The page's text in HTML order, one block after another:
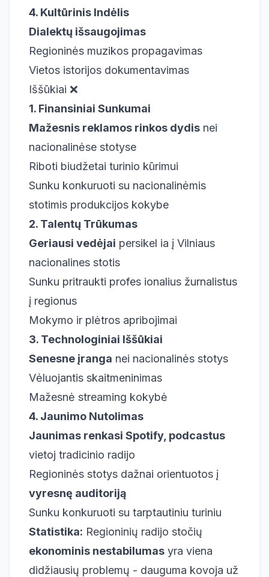
4. Kultūrinis Indėlis
Dialektų išsaugojimas
Regioninės muzikos propagavimas
Vietos istorijos dokumentavimas
Iššūkiai ❌
1. Finansiniai Sunkumai
Mažesnis reklamos rinkos dydis nei
nacionalinėse stotyse
Riboti biudžetai turinio kūrimui
Sunku konkuruoti su nacionalinėmis
stotimis produkcijos kokybe
2. Talentų Trūkumas
Geriausi vedėjai persikel ia į Vilniaus
nacionalines stotis
Sunku pritraukti profes ionalius žurnalistus
į regionus
Mokymo ir plėtros apribojimai
3. Technologiniai Iššūkiai
Senesne įranga nei nacionalinės stotys
Vėluojantis skaitmeninimas
Mažesnė streaming kokybė
4. Jaunimo Nutolimas
Jaunimas renkasi Spotify, podcastus
vietoj tradicinio radijo
Regioninės stotys dažnai orientuotos į
vyresnę auditoriją
Sunku konkuruoti su tarptautiniu turiniu
Statistika: Regioninių radijo stočių
ekonominis nestabilumas yra viena
didžiausių problemų - dauguma kovoja už